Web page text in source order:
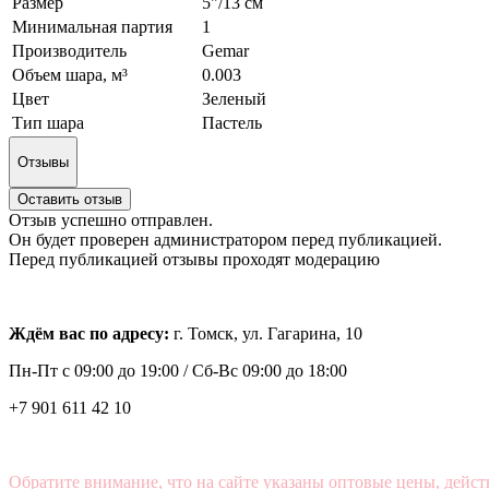
Минимальная партия
1
Производитель
Gemar
Объем шара, м³
0.003
Цвет
Зеленый
Тип шара
Пастель
Отзывы
Оставить отзыв
Отзыв успешно отправлен.
Он будет проверен администратором перед публикацией.
Перед публикацией отзывы проходят модерацию
Ждём вас по адресу: г. Томск, ул. Гагарина, 10
Пн-Пт с 09:00 до 19:00 /Сб-Вс 09:00 до 18:00
+7 901 611 42 10
Обратите внимание, что на сайте указаны оптовые цены,